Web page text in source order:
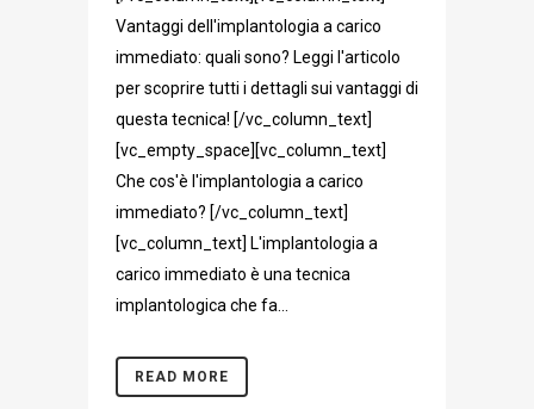
Vantaggi dell'implantologia a carico
immediato: quali sono? Leggi l'articolo
per scoprire tutti i dettagli sui vantaggi di
questa tecnica! [/vc_column_text]
[vc_empty_space][vc_column_text]
Che cos'è l'implantologia a carico
immediato? [/vc_column_text]
[vc_column_text] L'implantologia a
carico immediato è una tecnica
implantologica che fa...
READ MORE